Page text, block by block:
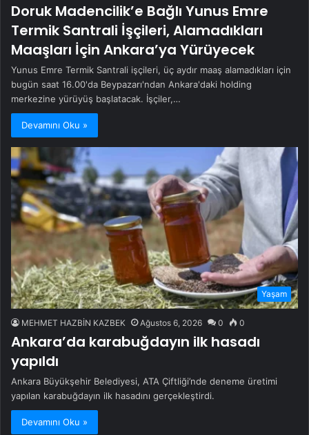
Doruk Madencilik’e Bağlı Yunus Emre
Termik Santrali İşçileri, Alamadıkları
Maaşları İçin Ankara’ya Yürüyecek
Yunus Emre Termik Santrali işçileri, üç aydır maaş alamadıkları için
bugün saat 16.00'da Beypazarı'ndan Ankara'daki holding
merkezine yürüyüş başlatacak. İşçiler,…
Devamını Oku »
Yaşam
MEHMET HAZBİN KAZBEK Ağustos 6, 2026 0 0
Ankara’da karabuğdayın ilk hasadı
yapıldı
Ankara Büyükşehir Belediyesi, ATA Çiftliği’nde deneme üretimi
yapılan karabuğdayın ilk hasadını gerçekleştirdi.
Devamını Oku »